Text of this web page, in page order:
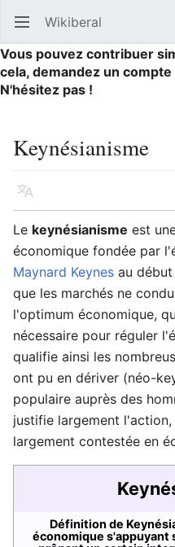
Ouvrir le menu principal Wikiberal
Vous pouvez contribuer
cela, demandez un
N'hésitez pas !
Keynésianisme
Langue
Le keynésianisme est
économique fondée par
Maynard Keynes au début
que les marchés ne
l'optimum économique,
nécessaire pour réguler
qualifie ainsi les
ont pu en dériver (néo-
populaire auprès des
justifie largement
largement contestée en
Définition de
économique s'appuyant